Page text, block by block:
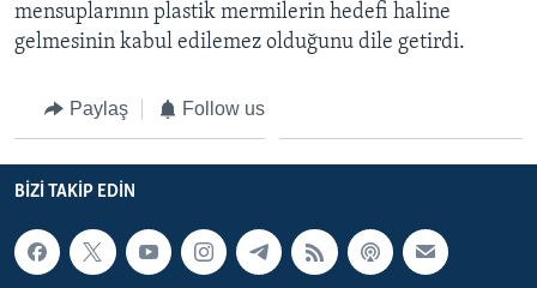
mensuplarının plastik mermilerin hedefi haline
gelmesinin kabul edilemez olduğunu dile getirdi.
Paylaş Follow us
BIZI TAKIP EDIN